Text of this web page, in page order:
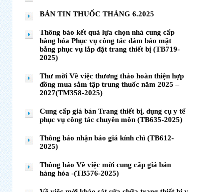
BẢN TIN THUỐC THÁNG 6.2025
Thông báo kết quả lựa chọn nhà cung cấp
hàng hóa Phục vụ công tác đảm bảo mặt
bằng phục vụ lắp đặt trang thiết bị (TB719-
2025)
Thư mời Về việc thương thảo hoàn thiện hợp
đồng mua sắm tập trung thuốc năm 2025 –
2027(TM358-2025)
Cung cấp giá bán Trang thiết bị, dụng cụ y tế
phục vụ công tác chuyên môn (TB635-2025)
Thông báo nhận báo giá kính chì (TB612-
2025)
Thông báo Về việc mời cung cấp giá bán
hàng hóa -(TB576-2025)